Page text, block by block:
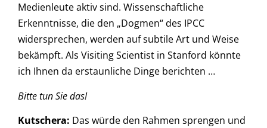
Medienleute aktiv sind. Wissenschaftliche
Erkenntnisse, die den „Dogmen“ des IPCC
widersprechen, werden auf subtile Art und Weise
bekämpft. Als Visiting Scientist in Stanford könnte
ich Ihnen da erstaunliche Dinge berichten …
Bitte tun Sie das!
Kutschera: Das würde den Rahmen sprengen und